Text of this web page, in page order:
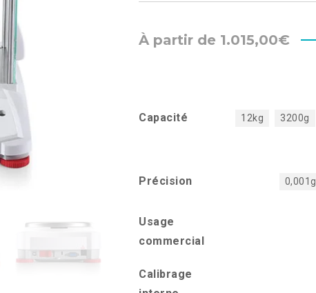
À partir de 1.015,00€
Capacité 12kg 3200g
Précision 0,001g
Usage
commercial
Calibrage